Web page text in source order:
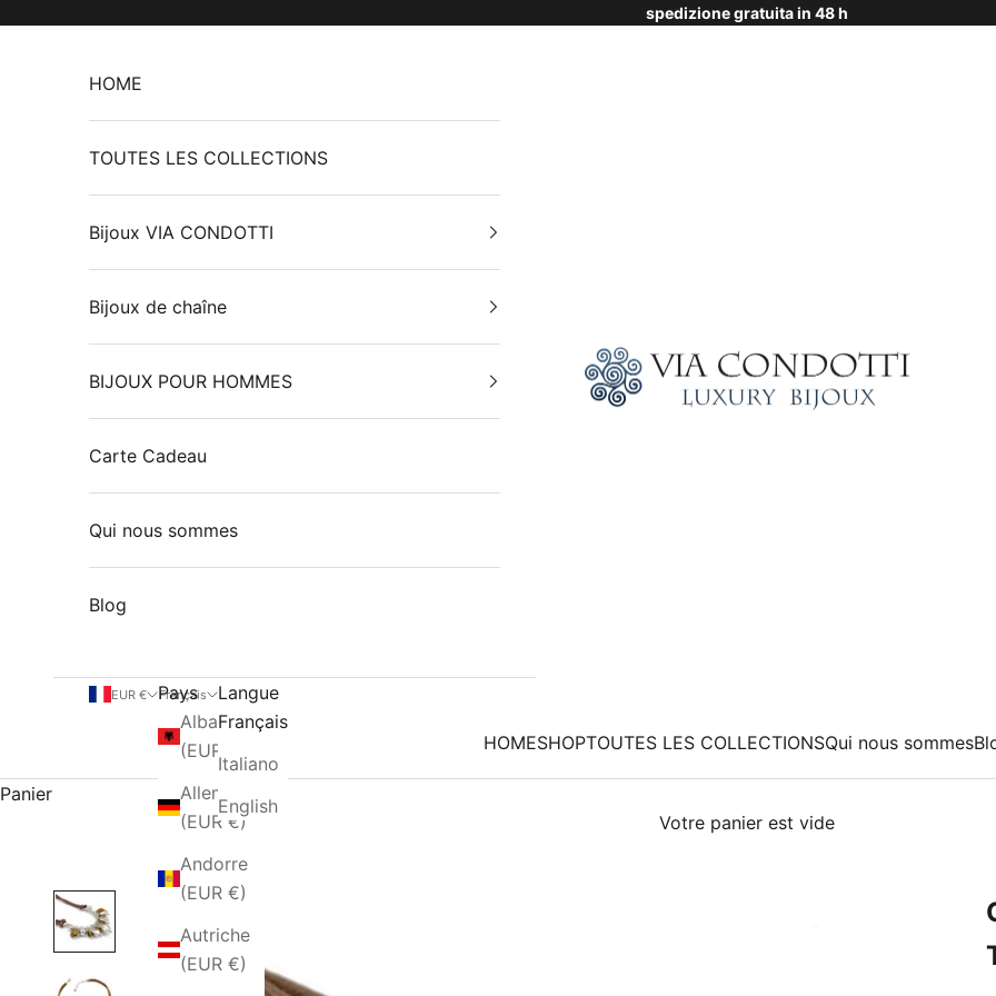
spedizione gratuita in 48 h
Via Condotti Store
HOMESHOPTOUTES LES COLLECTIONSQui nous sommes
HOME
TOUTES LES COLLECTIONS
Bijoux VIA CONDOTTI
Bijoux de chaîne
BIJOUX POUR HOMMES
Carte Cadeau
Qui nous sommes
Blog
EUR €
Pays
Albanie
Allemagne
(EUR €)
Andorre
(EUR €)
Autriche
(EUR €)
Français
Langue
Français
Italiano
English
Panier
Votre panier est vide